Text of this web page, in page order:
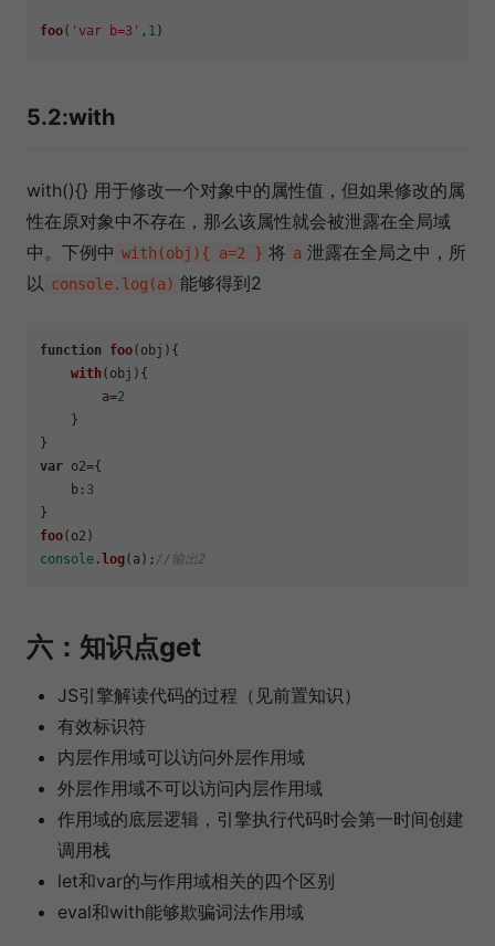
foo( 'var b=3' , 1
5.2:with
with(){} 用于修改一个对象中的属性值，但如果修改的属
性在原对象中不存在，那么该属性就会被泄露在全局域
中。下例中 with(obj){ a=2 } 将 a 泄露在全局之中，所
以 console.log(a) 能够得到2
function foo( obj ){
with( obj ){
        a=
2
    }
var o2={
b : 3
foo
console . log(a); //输出2
六：知识点get
JS引擎解读代码的过程（见前置知识）
有效标识符
内层作用域可以访问外层作用域
外层作用域不可以访问内层作用域
作用域的底层逻辑，引擎执行代码时会第一时间创建
调用栈
let和var的与作用域相关的四个区别
eval和with能够欺骗词法作用域